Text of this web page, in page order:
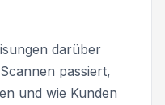
darüber
passiert,
und wie Kunden